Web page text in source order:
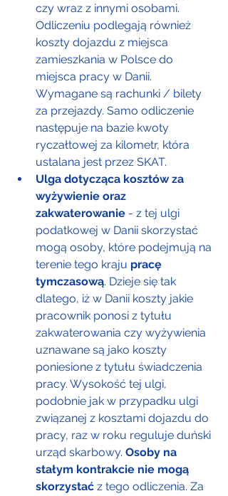
czy wraz z innymi osobami.
Odliczeniu podlegają również
koszty dojazdu z miejsca
zamieszkania w Polsce do
miejsca pracy w Danii.
Wymagane są rachunki / bilety
za przejazdy. Samo odliczenie
następuje na bazie kwoty
ryczałtowej za kilometr, która
ustalana jest przez SKAT.
Ulga dotycząca kosztów za
wyżywienie oraz
zakwaterowanie - z tej ulgi
podatkowej w Danii skorzystać
mogą osoby, które podejmują na
terenie tego kraju pracę
tymczasową. Dzieje się tak
dlatego, iż w Danii koszty jakie
pracownik ponosi z tytułu
zakwaterowania czy wyżywienia
uznawane są jako koszty
poniesione z tytułu świadczenia
pracy. Wysokość tej ulgi,
podobnie jak w przypadku ulgi
związanej z kosztami dojazdu do
pracy, raz w roku reguluje duński
urząd skarbowy. Osoby na
stałym kontrakcie nie mogą
skorzystać z tego odliczenia. Za